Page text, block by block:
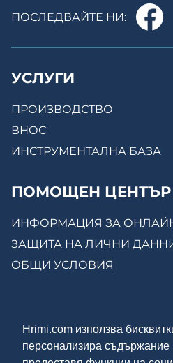
Hrimi.com използва
персонализира съдържание
ПОСЛЕДВАЙТЕ НИ:
УСЛУГИ
ПРОИЗВОДСТВО
ВНОС
ИНСТРУМЕНТАЛНА БАЗА
ПОМОЩЕН ЦЕНТЪР
ИНФОРМАЦИЯ ЗА
ЗАЩИТА НА ЛИЧНИ
ОБЩИ УСЛОВИЯ
ЗА НАС
МОСТРЕНА ЗАЛА